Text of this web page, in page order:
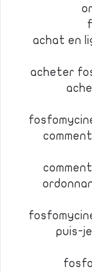
achat en
acheter
puis-